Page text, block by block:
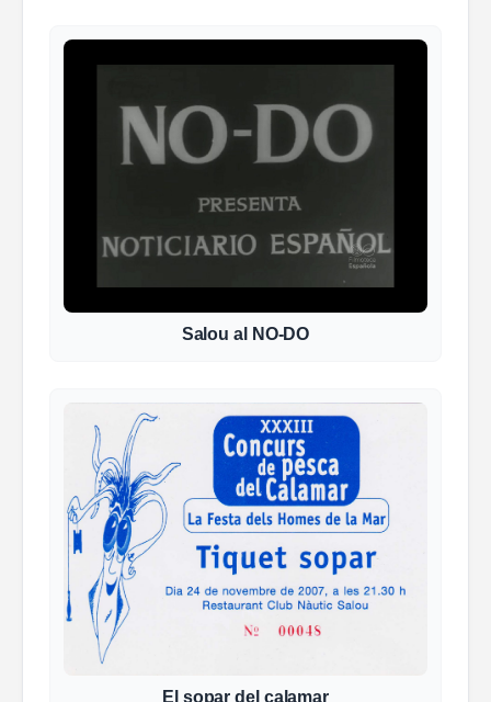
Salou al NO-DO
El sopar del calamar